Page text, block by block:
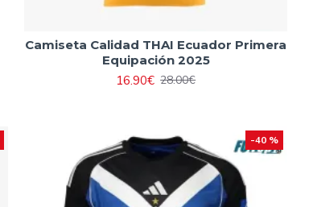
Camiseta Calidad THAI Ecuador Primera
Equipación 2025
16.90€ 28.00€
-40 %